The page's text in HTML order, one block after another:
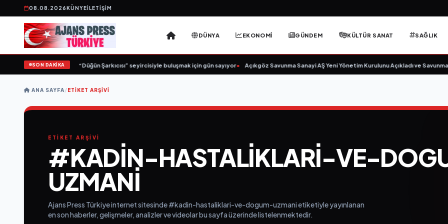
08.08.2026KÜNYEİLETIŞIM
DÜNYA EKONOMİ GÜNDEM KÜLTÜR SANAT SAĞLIK
SON DAKİKA
Yeni İş Birliği: “Vişne”• “Düğün Şarkıcısı” seyircisiyle buluşmak için gün sayıyor• Açıkgöz Savunma Sanayi AŞ Yeni Yönetim Kurulunu Açıkladı ve
ANA SAYFA/ETIKET ARŞIVI
ETİKET ARŞİVİ
#KADIN-HASTALIKLARI-VE-
UZMANI
Ajans Press Türkiye internet sitesinde #kadin-hastaliklari-ve-dogum-uzmani etiketiyle yayınlanan
en son haberler, gelişmeler, analizler ve videolar bu sayfa üzerinde listelenmektedir.